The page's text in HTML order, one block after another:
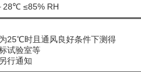
≤85% RH
为25℃时且通风良好条件下测得
标试验室等
另行通知